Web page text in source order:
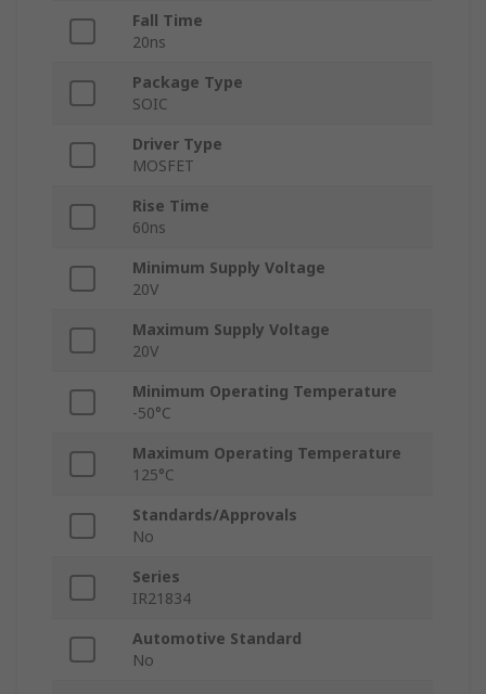
Fall Time
20ns
Package Type
SOIC
Driver Type
MOSFET
Rise Time
60ns
Minimum Supply Voltage
20V
Maximum Supply Voltage
20V
Minimum Operating Temperature
-50°C
Maximum Operating Temperature
125°C
Standards/Approvals
No
Series
IR21834
Automotive Standard
No